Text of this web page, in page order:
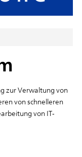
zur Verwaltung von
von schnelleren
von IT-